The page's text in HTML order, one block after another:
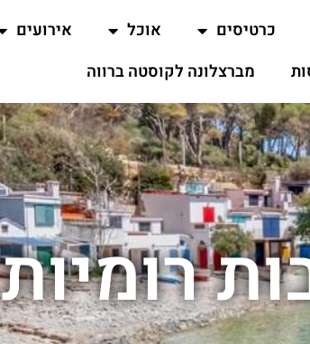
כרטיסים אוכל
אירועים
מברצלונה לקוסטה ברווה
רומיות